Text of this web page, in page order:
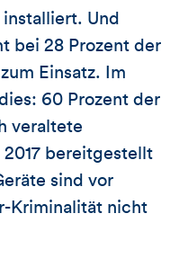
Und
bei 28 Prozent der
Einsatz. Im
60 Prozent der
veraltete
bereitgestellt
sind vor
Kriminalität nicht